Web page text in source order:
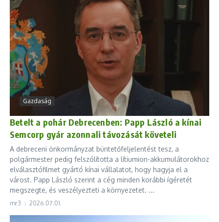
Gazdaság
Betelt a pohár Debrecenben: Papp László a kínai
Semcorp gyár azonnali távozását követeli
A debreceni önkormányzat büntetőfeljelentést tesz, a
polgármester pedig felszólította a lítiumion-akkumulátorokhoz
elválasztófilmet gyártó kínai vállalatot, hogy hagyja el a
várost. Papp László szerint a cég minden korábbi ígéretét
megszegte, és veszélyezteti a környezetet. ...
mr3 2026.07.01.